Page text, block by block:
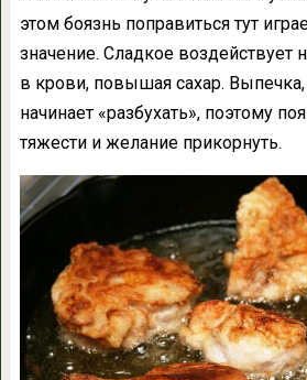
этом боязнь поправиться тут
значение. Сладкое воздействует
в крови, повышая сахар.
начинает «разбухать», поэтому
тяжести и желание прикорнуть.